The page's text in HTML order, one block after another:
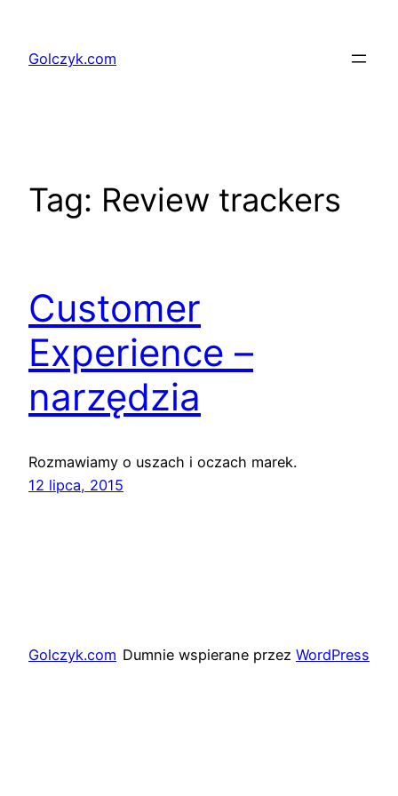
treściGolczyk.com
Tag: Review trackers
Customer
Experience –
narzędzia
Rozmawiamy o uszach i oczach marek.
12 lipca, 2015
Golczyk.com Dumnie wspierane przez WordPress